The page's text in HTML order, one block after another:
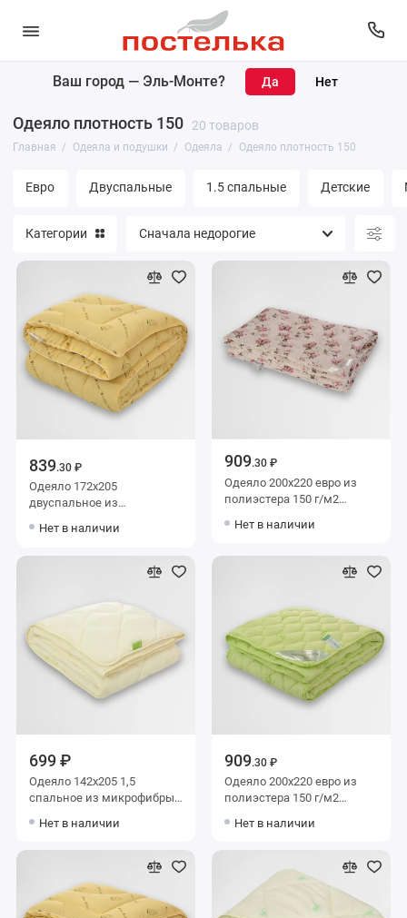
Ваш город — Эль-Монте?
Одеяло плотность 150 20 товаров
Главная Одеяла и подушки Одеяла Одеяло плотность 150
Евро Двуспальные 1.5 спальные Детские
Подушки
Наматрасники
Категории
839.30 ₽
Одеяло 172х205
двуспальное из
шерсть верблюжья
Нет в наличии
909.30 ₽
Одеяло 200х220 евро из
полиэстера 150 г/м2
текстиля
Нет в наличии
699 ₽
Одеяло 142х205 1,5
спальное из микрофибры
текстиля
Нет в наличии
909.30 ₽
Одеяло 200х220 евро из
полиэстера 150 г/м2
Нет в наличии